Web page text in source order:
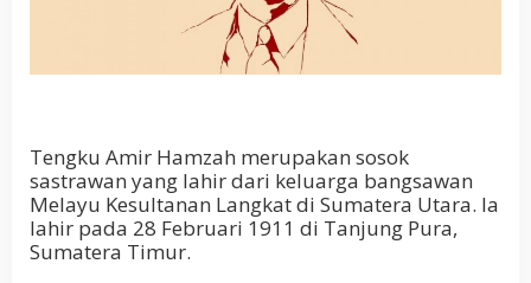
Tengku Amir Hamzah merupakan sosok
sastrawan yang lahir dari keluarga bangsawan
Melayu Kesultanan Langkat di Sumatera Utara. Ia
lahir pada 28 Februari 1911 di Tanjung Pura,
Sumatera Timur.